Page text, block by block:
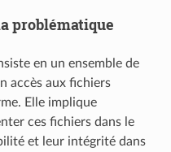
problématique
en un ensemble de
accès aux fichiers
Elle implique
ces fichiers dans le
et leur intégrité dans